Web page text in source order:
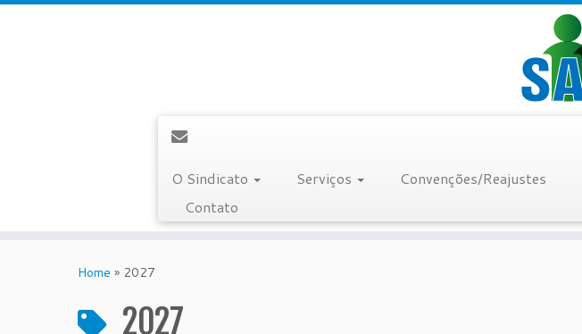
O Sindicato Serviços Convenções/Reajustes
Contato
Home » 2027
2027